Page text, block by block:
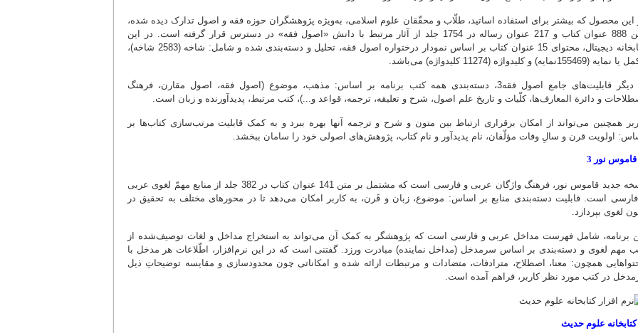
این محصول که بیشتر برای استفاده اساتید، طلّاب و محقّقان علوم اسلامی، به‌ویژه پژوهشگران حوزه فقه و اصول تدارک دیده شده،
متن 888 عنوان کتاب و 217 عنوان رساله در 1754 جلد از آثار مرتبط با دانش «اصول فقه» در دسترس قرار گرفته است. در این
کتابخانه دیجیتال، محتوای 15 عنوان کتاب بر اساس نمودار درختواره اصول فقه، تحلیل و دسته‌بندی شده و شامل: شاخه (2583 شاخه)،
(155469نمایه) و کلیدواژه (11274 کلیدواژه) می‌باشد.
از دیگر قابلیت‌های جامع اصول فقه3، دسته‌بندی همه کتب برنامه بر اساس: مذهب، موضوع (اصول فقه، اصول مقارن، فرهنگ
و دائرة المعارف‌ها، کلّیات و تاریخ علم اصول، شرح و تعلیقه، ترجمه، قواعد و...)، کتب مرتبط، پدیدآورنده و زبان است.
همچنین می‌تواند از امکان برقراری ارتباط بین متون و شرح و ترجمه آنها بهره ببرد و به کمک قابلیت مرتب‌سازی کتاب‌ها بر
اولویت قرن و سالِ وفات مؤلّفان، نام پدیدآور و نام کتاب، پژوهش‌های اصولی خود را سامان ببخشد.
نسخه جدید قاموس نور، فرهنگ واژگان عربی و فارسی است که مشتمل بر متن 141 عنوان کتاب در 382 جلد از منابع مهمّ لغوی عربی
است. قابلیت دسته‌بندی منابع بر اساس: موضوع، زبان و قَرن، به کاربر امکان می‌دهد تا در محورهای مختلف به تحقیق در
لغوی بپردازد.
برنامه، شامل فهرست مداخل عربی و فارسی است که پژوهشگر به کمک آن می‌تواند به استخراج مداخل و لغات توصیف‌شده از
مهم لغوی و دسته‌بندی بر اساس سرمدخل (مداخل نماینده) مبادرت ورزد. گفتنی است که در این نرم‌افزار، اطّلاعات هر مدخل با
همچون: معنا، اصطلاح، مترادفات، متضادات و مرتبطات ارائه شده و امکاناتی چون محدودسازی و مقایسه توضیحاتِ ذیل
در کتب مورد نظر کاربر، فراهم آمده است.